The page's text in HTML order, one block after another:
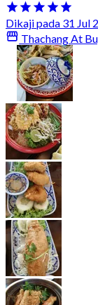
Dikaji pada 31 Jul
Thachang At